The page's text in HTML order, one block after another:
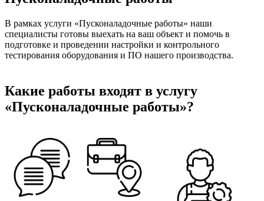
В рамках услуги «Пусконаладочные работы» наши
специалисты готовы выехать на ваш объект и помочь в
подготовке и проведении настройки и контрольного
тестирования оборудования и ПО нашего производства.
Какие работы входят в услугу
«Пусконаладочные работы»?